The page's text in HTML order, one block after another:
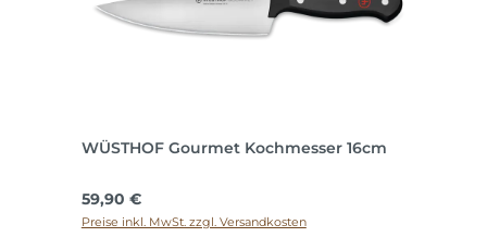
WÜSTHOF Gourmet Kochmesser 16cm
Regulärer Preis:
59,90 €
Preise inkl. MwSt. zzgl. Versandkosten